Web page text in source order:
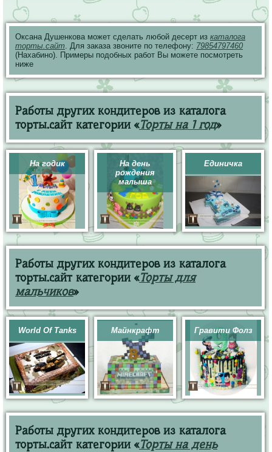
Оксана Душенкова может сделать любой десерт из каталога
торты.сайт . Для заказа звоните по телефону: 79854797460
(Нахабино). Примеры подобных работ Вы можете посмотреть
ниже
Работы других кондитеров из каталога
торты.сайт категории «Торты на 1 год»
На годик
На день
рождения
малыша
Единичка
Работы других кондитеров из каталога
торты.сайт категории «Торты для
мальчиков»
World Of Tanks Майнкрафт Гравити Фолз
Работы других кондитеров из каталога
торты.сайт категории «Торты на день